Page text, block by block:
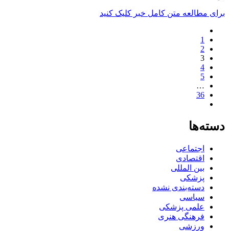
برای مطالعه متن کامل خبر کلیک کنید
1
2
3
4
5
…
36
دسته‌ها
اجتماعی
اقتصادی
بین المللی
پزشکی
دسته‌بندی نشده
سیاسی
علمی پزشکی
فرهنگی هنری
ورزشی